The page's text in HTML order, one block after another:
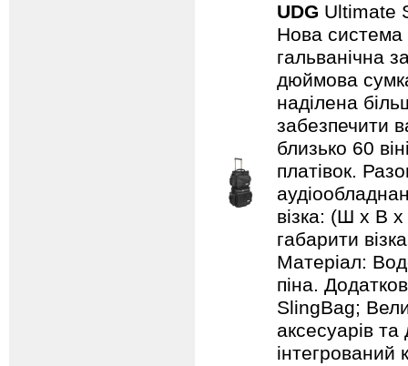
UDG Ultimate
Нова система
гальванічна
дюймова
наділена
забезпечити
близько 60
платівок.
візка: (Ш х В
габарити
Матеріал:
піна.
SlingBag;
аксесуарів та
інтегрований